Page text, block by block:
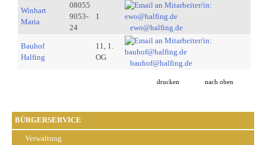
BÜRGERSERVICE
Verwaltung
Winhart
Maria
08055
9053-
24
1
ewo@halfing.de
Bauhof
Halfing
11, 1.
OG
bauhof@halfing.de
drucken nach oben